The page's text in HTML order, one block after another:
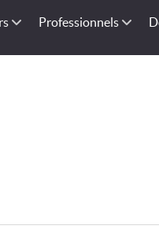
Professionnels